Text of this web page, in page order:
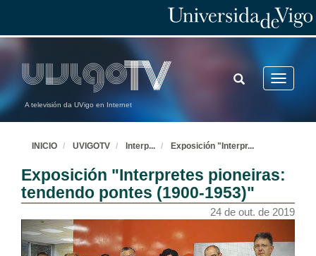
A televisión da UVigo en Internet
Toggle
TOGGLE
SEARCH
INICIO UVIGOTV Interp... Exposición "Interpr...
Exposición "Interpretes pioneiras:
tendendo pontes (1900-1953)"
24 de out. de 2019